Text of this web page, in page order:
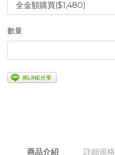
數量
商品介紹 詳細規格